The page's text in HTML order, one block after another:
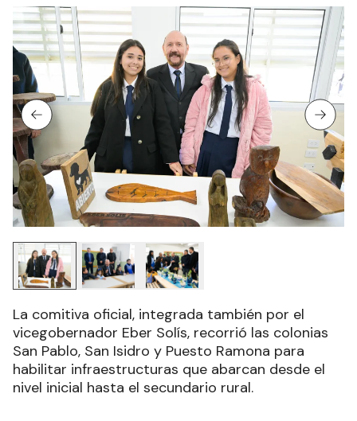
La comitiva oficial, integrada también por el
vicegobernador Eber Solís, recorrió las colonias
San Pablo, San Isidro y Puesto Ramona para
habilitar infraestructuras que abarcan desde el
nivel inicial hasta el secundario rural.